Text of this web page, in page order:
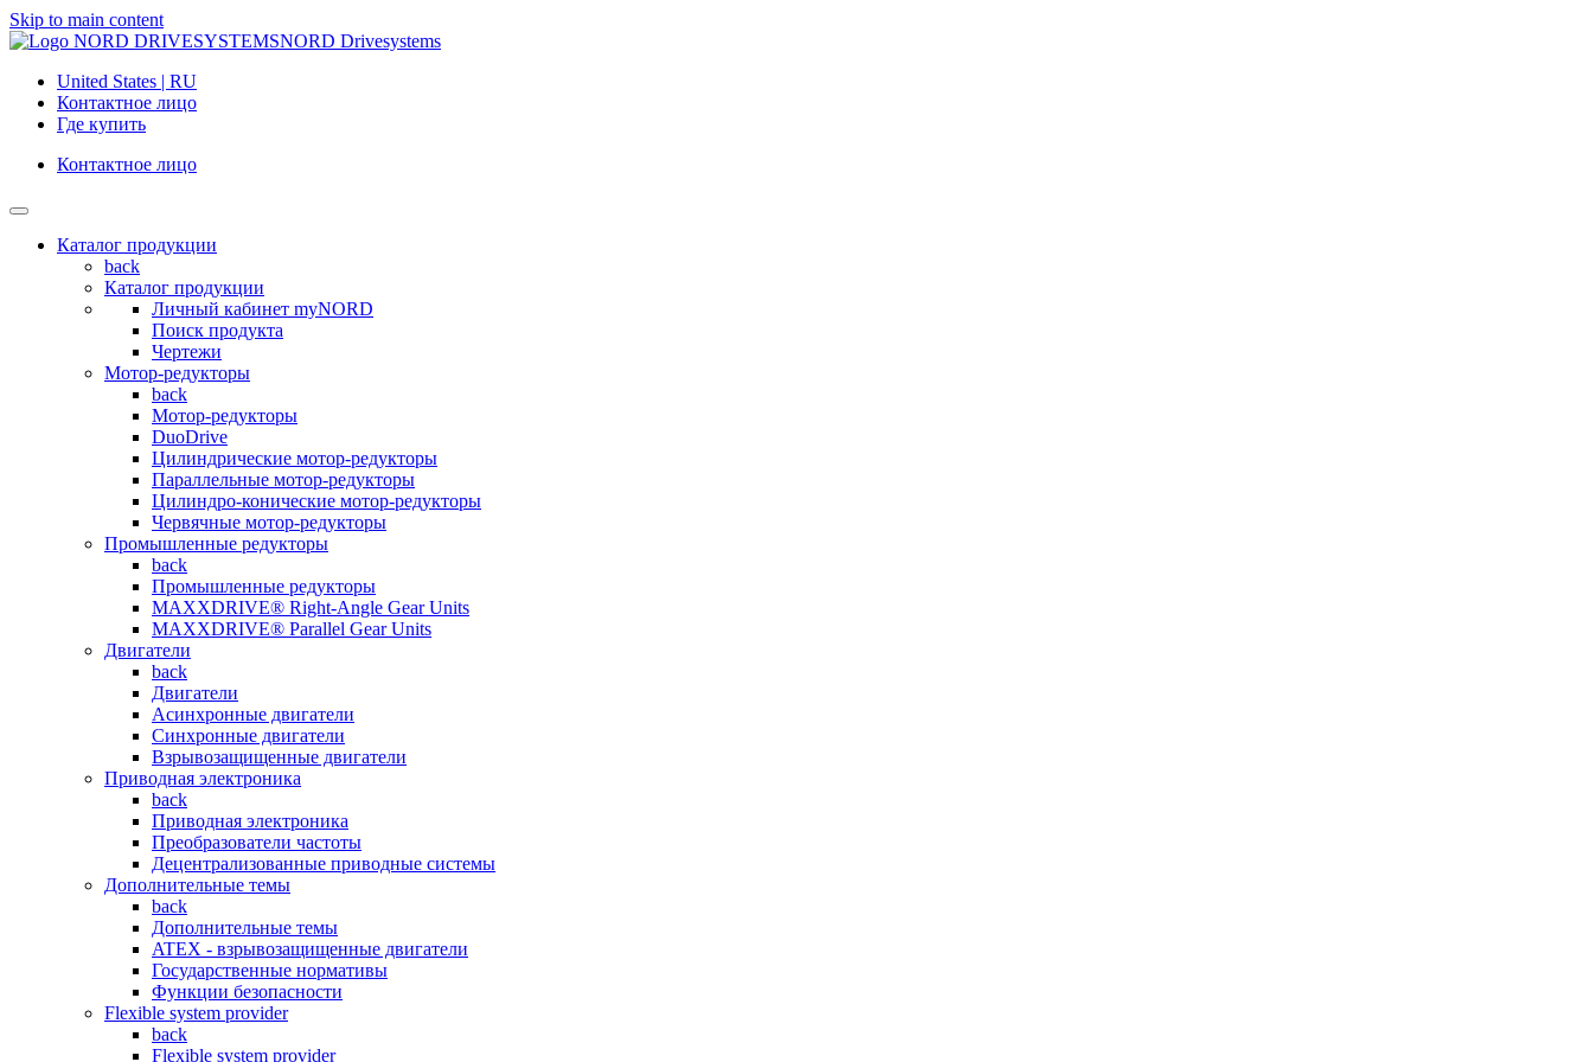
Skip to main content
NORD Drivesystems
United States | RU
Контактное лицо
Где купить
Контактное лицо
Каталог продукции
back
Каталог продукции
Личный кабинет myNORD
Поиск продукта
Чертежи
Мотор-редукторы
back
Мотор-редукторы
DuoDrive
Цилиндрические мотор-редукторы
Параллельные мотор-редукторы
Цилиндро-конические мотор-редукторы
Червячные мотор-редукторы
Промышленные редукторы
back
Промышленные редукторы
MAXXDRIVE® Right-Angle Gear Units
MAXXDRIVE® Parallel Gear Units
Двигатели
back
Двигатели
Асинхронные двигатели
Синхронные двигатели
Взрывозащищенные двигатели
Приводная электроника
back
Приводная электроника
Преобразователи частоты
Децентрализованные приводные системы
Дополнительные темы
back
Дополнительные темы
ATEX - взрывозащищенные двигатели
Государственные нормативы
Функции безопасности
Flexible system provider
back
Flexible system provider